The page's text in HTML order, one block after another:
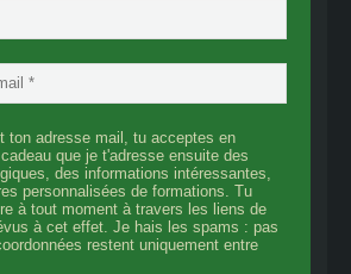
ton adresse mail, tu acceptes en
que je t'adresse ensuite des
des informations intéressantes,
personnalisées de formations. Tu
à tout moment à travers les liens de
à cet effet. Je hais les spams : pas
restent uniquement entre